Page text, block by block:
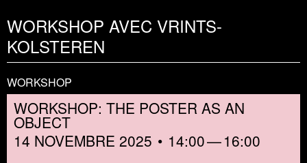
WORKSHOP AVEC VRINTS-
KOLSTEREN
WORKSHOP
WORKSHOP: THE POSTER AS AN
OBJECT
14 NOVEMBRE 2025
14:00 16:00